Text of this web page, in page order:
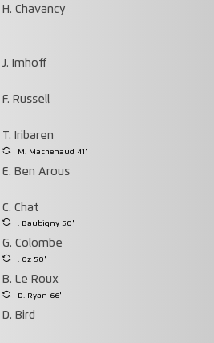
H. Chavancy
J. Imhoff
F. Russell
T. Iribaren
M. Machenaud 41'
E. Ben Arous
C. Chat
. Baubigny 50'
G. Colombe
. Oz 50'
B. Le Roux
D. Ryan 66'
D. Bird